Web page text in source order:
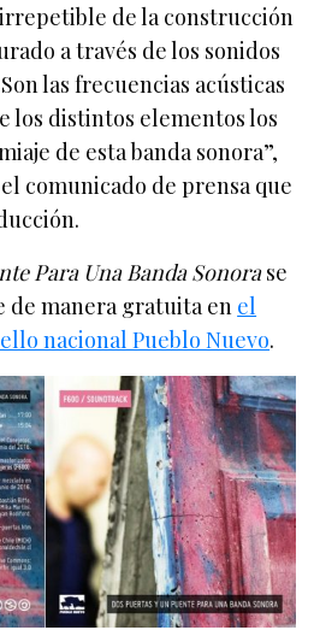
de la construcción
a través de los sonidos
las frecuencias acústicas
los distintos elementos los
de esta banda sonora”,
comunicado de prensa que
Para Una Banda Sonorase
manera gratuita en el
nacional Pueblo Nuevo.